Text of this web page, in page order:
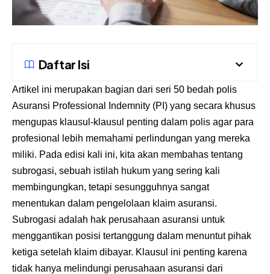
Daftar Isi
Artikel ini merupakan bagian dari seri 50 bedah polis
Asuransi Professional Indemnity (PI) yang secara khusus
mengupas klausul-klausul penting dalam polis agar para
profesional lebih memahami perlindungan yang mereka
miliki. Pada edisi kali ini, kita akan membahas tentang
subrogasi, sebuah istilah hukum yang sering kali
membingungkan, tetapi sesungguhnya sangat
menentukan dalam pengelolaan klaim asuransi.
Subrogasi adalah hak perusahaan asuransi untuk
menggantikan posisi tertanggung dalam menuntut pihak
ketiga setelah klaim dibayar. Klausul ini penting karena
tidak hanya melindungi perusahaan asuransi dari